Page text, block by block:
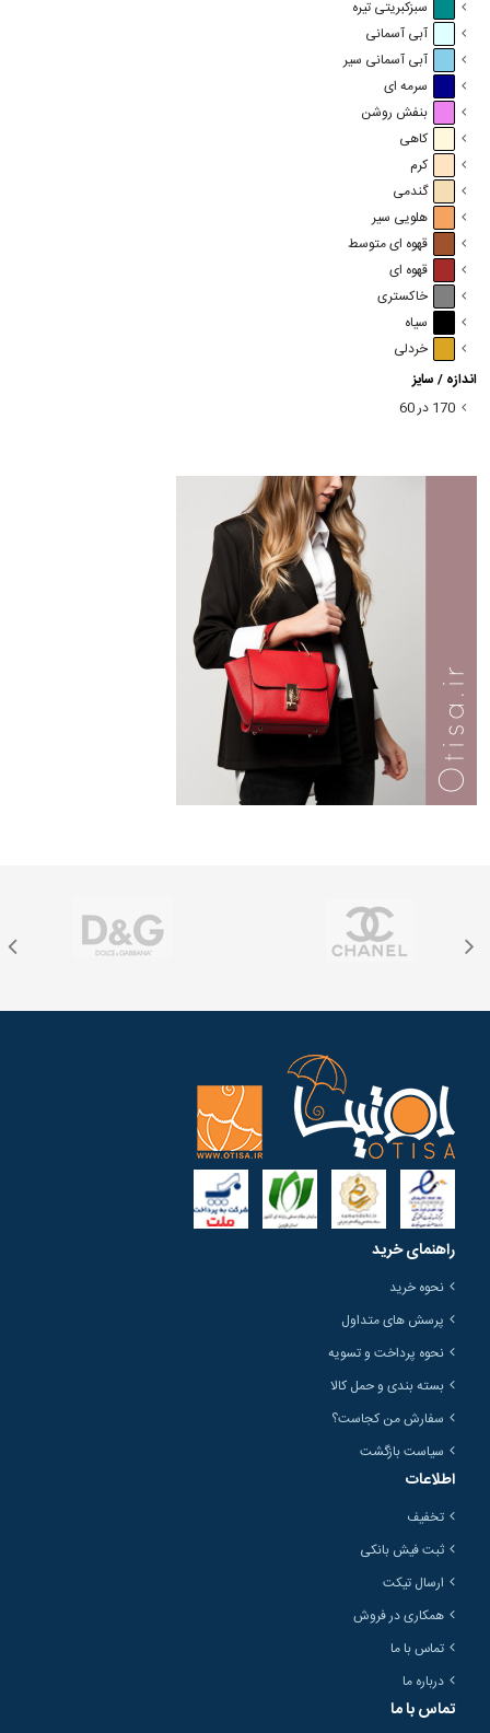
سبزکبریتی تیره
آبی آسمانی
آبی آسمانی سیر
سرمه ای
بنفش روشن
کاهی
کرم
گندمی
هلویی سیر
قهوه ای متوسط
قهوه ای
خاکستری
سیاه
خردلی
اندازه / سایز
170 در 60
راهنمای خرید
نحوه خرید
پرسش های متداول
نحوه پرداخت و تسویه
بسته بندی و حمل کالا
سفارش من کجاست؟
سیاست بازگشت
اطلاعات
تخفیف
ثبت فیش بانکی
ارسال تیکت
همکاری در فروش
تماس با ما
درباره ما
تماس با ما